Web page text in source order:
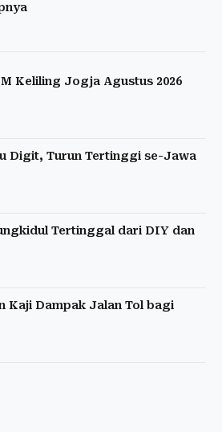
Keliling Jogja Agustus 2026
Digit, Turun Tertinggi se-Jawa
Tertinggal dari DIY dan
Kaji Dampak Jalan Tol bagi